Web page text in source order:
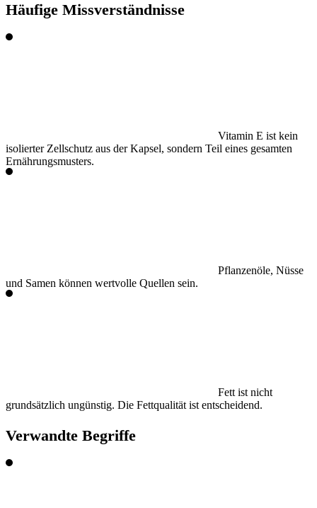
Häufige Missverständnisse
Vitamin E ist kein
isolierter Zellschutz aus der Kapsel, sondern Teil eines gesamten
Ernährungsmusters.
Pflanzenöle, Nüsse
und Samen können wertvolle Quellen sein.
Fett ist nicht
grundsätzlich ungünstig. Die Fettqualität ist entscheidend.
Verwandte Begriffe